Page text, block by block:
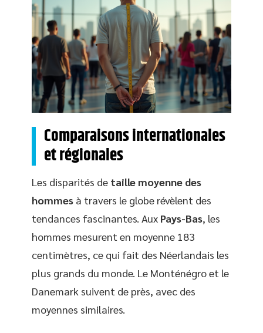
Comparaisons internationales
et régionales
Les disparités de taille moyenne des
hommes à travers le globe révèlent des
tendances fascinantes. Aux Pays-Bas, les
hommes mesurent en moyenne 183
centimètres, ce qui fait des Néerlandais les
plus grands du monde. Le Monténégro et le
Danemark suivent de près, avec des
moyennes similaires.